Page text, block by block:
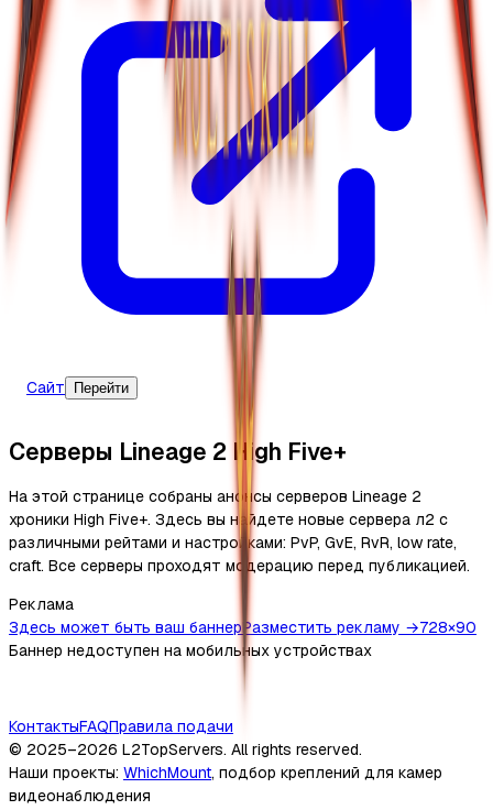
Сайт Перейти
Серверы Lineage 2 High Five+
На этой странице собраны анонсы серверов Lineage 2
хроники High Five+. Здесь вы найдете новые сервера л2 с
различными рейтами и настройками: PvP, GvE, RvR, low rate,
craft. Все серверы проходят модерацию перед публикацией.
Реклама
Здесь может быть ваш баннер Разместить рекламу →728×90
Баннер недоступен на мобильных устройствах
КонтактыFAQПравила подачи
© 2025–2026 L2TopServers. All rights reserved.
Наши проекты: WhichMount, подбор креплений для камер
видеонаблюдения